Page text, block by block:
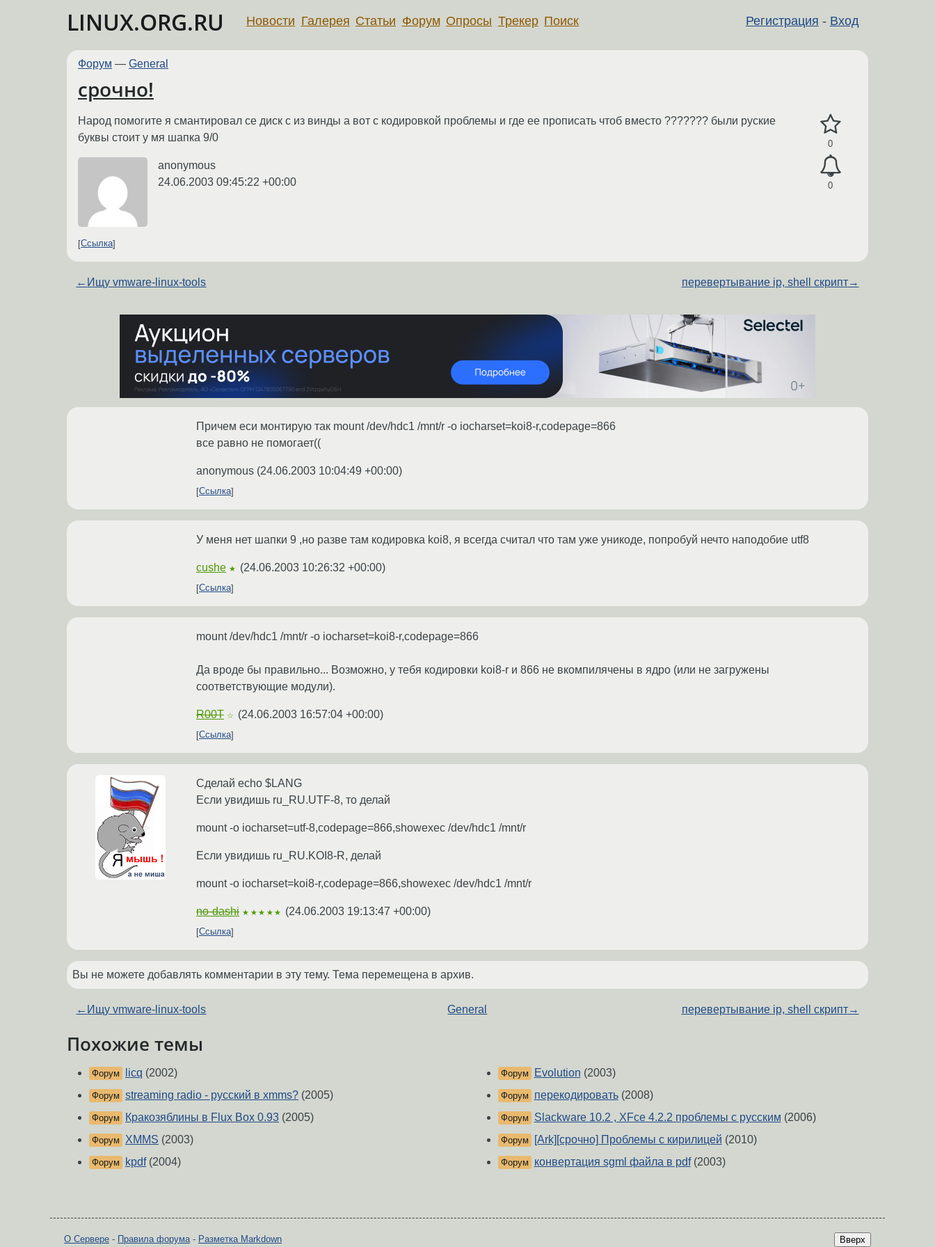
LINUX.ORG.RU Регистрация - Вход
Новости Галерея Статьи Форум Опросы Трекер Поиск
Форум — General
срочно!
0
0
Народ помогите я смантировал се диск с из винды а вот с кодировкой проблемы и где ее прописать чтоб вместо ??????? были руские
буквы стоит у мя шапка 9/0
anonymous
24.06.2003 09:45:22 +00:00
Ссылка
← Ищу vmware-linux-tools перевертывание ip, shell скрипт→
Причем еси монтирую так mount /dev/hdc1 /mnt/r -o iocharset=koi8-r,codepage=866
все равно не помогает((
anonymous (24.06.2003 10:04:49 +00:00)
Ссылка
У меня нет шапки 9 ,но разве там кодировка koi8, я всегда считал что там уже уникоде, попробуй нечто наподобие utf8
cushe ★ (24.06.2003 10:26:32 +00:00)
Ссылка
mount /dev/hdc1 /mnt/r -o iocharset=koi8-r,codepage=866
Да вроде бы правильно... Возможно, у тебя кодировки koi8-r и 866 не вкомпилячены в ядро (или не загружены
соответствующие модули).
R00T ☆ (24.06.2003 16:57:04 +00:00)
Ссылка
Сделай echo $LANG
Если увидишь ru_RU.UTF-8, то делай
mount -o iocharset=utf-8,codepage=866,showexec /dev/hdc1 /mnt/r
Если увидишь ru_RU.KOI8-R, делай
mount -o iocharset=koi8-r,codepage=866,showexec /dev/hdc1 /mnt/r
no-dashi ★★★★★ (24.06.2003 19:13:47 +00:00)
Ссылка
Вы не можете добавлять комментарии в эту тему. Тема перемещена в архив.
← Ищу vmware-linux-tools General перевертывание ip, shell скрипт→
Похожие темы
Форум licq (2002)
Форум streaming radio - русский в xmms? (2005)
Форум Кракозяблины в Flux Box 0.93 (2005)
Форум XMMS (2003)
Форум kpdf(2004)
Форум Evolution (2003)
Форум перекодировать(2008)
Форум Slackware 10.2 , XFce 4.2.2 проблемы с русским (2006)
Форум [Ark][срочно] Проблемы с кирилицей (2010)
Форум конвертация sgml файла в pdf(2003)
Вверх
О Сервере - Правила форума- Разметка Markdown